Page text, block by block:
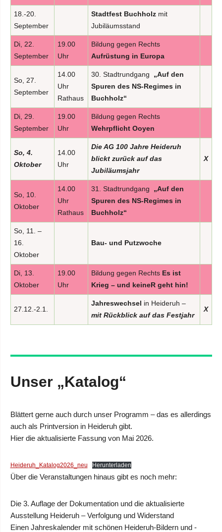
18.-20.
September
Stadtfest Buchholz mit
Jubiläumsstand
Di, 22.
September
19.00
Uhr
Bildung gegen Rechts
Aufrüstung in Europa
So, 27.
September
14.00
Uhr
Rathaus
30. Stadtrundgang
„Auf den
Spuren des NS-Regimes in
Buchholz“
Di, 29.
September
19.00
Uhr
Bildung gegen Rechts
Wehrpflicht Ooyen
So, 4.
Oktober
14.00
Uhr
Die AG 100 Jahre Heideruh
blickt zurück auf das
Jubiläumsjahr
X
So, 10.
Oktober
14.00
Uhr
Rathaus
31. Stadtrundgang „Auf den
Spuren des NS-Regimes in
Buchholz“
So, 11. –
16.
Oktober
Bau- und Putzwoche
Di, 13.
Oktober
19.00
Uhr
Bildung gegen Rechts Es ist
Krieg – und keineR geht hin!
27.12.-2.1.
Jahreswechsel in Heideruh –
mit Rückblick auf das Festjahr
X
Unser „Katalog“
Blättert gerne auch durch unser Programm – das es allerdings
auch als Printversion in Heideruh gibt.
Hier die aktualisierte Fassung von Mai 2026.
Heideruh_Katalog2026_neu Herunterladen
Über die Veranstaltungen hinaus gibt es noch mehr:
Die 3. Auflage der Dokumentation und die aktualisierte
Ausstellung Heideruh – Verfolgung und Widerstand
Einen Jahreskalender mit schönen Heideruh-Bildern und -